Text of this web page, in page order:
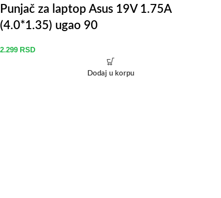
Punjač za laptop Asus 19V 1.75A
(4.0*1.35) ugao 90
2.299 RSD
Dodaj u korpu